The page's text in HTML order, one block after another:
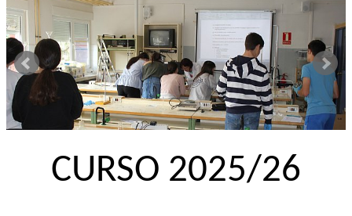
CURSO 2025/26